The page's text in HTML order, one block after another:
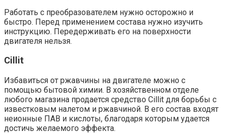
Работать с преобразователем нужно осторожно и
быстро. Перед применением состава нужно изучить
инструкцию. Передерживать его на поверхности
двигателя нельзя.
Cillit
Избавиться от ржавчины на двигателе можно с
помощью бытовой химии. В хозяйственном отделе
любого магазина продается средство Cillit для борьбы с
известковым налетом и ржавчиной. В его состав входят
неионные ПАВ и кислоты, благодаря которым удается
достичь желаемого эффекта.